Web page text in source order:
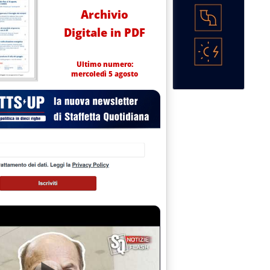
Archivio
Digitale in PDF
Ultimo numero:
mercoledì 5 agosto